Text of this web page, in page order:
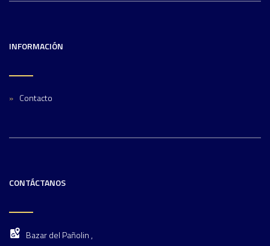
INFORMACIÓN
Contacto
CONTÁCTANOS
Bazar del Pañolin ,